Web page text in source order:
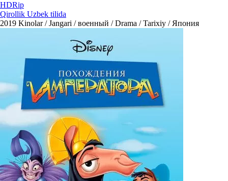
HDRip
Qirollik Uzbek tilida
2019 Kinolar / Jangari / военный / Drama / Tarixiy / Япония